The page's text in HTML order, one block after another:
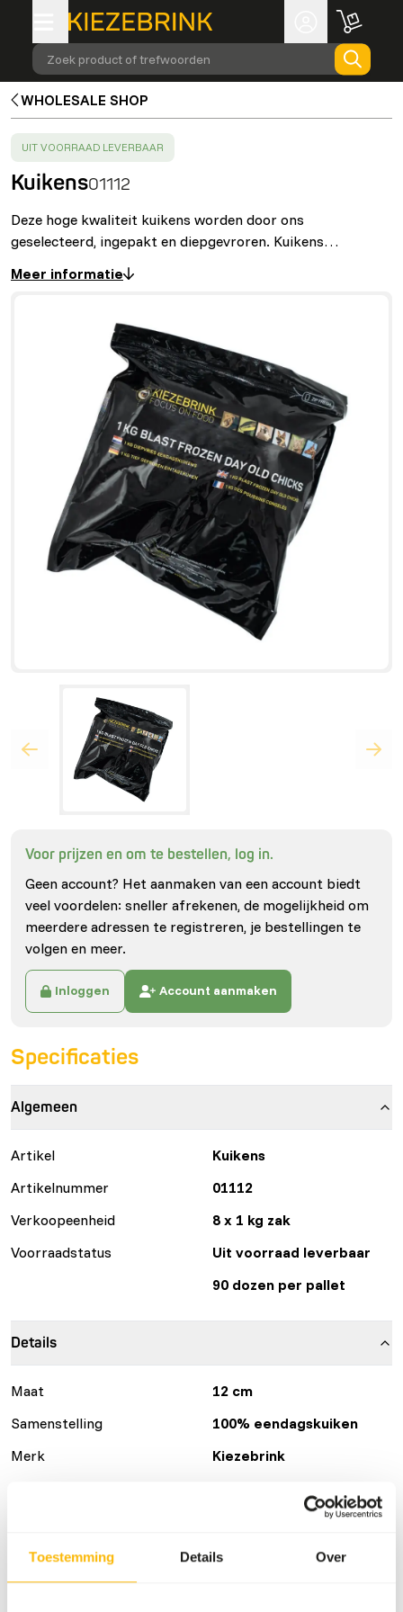
Toestemming Details Over
Zoek product of trefwoorden
WHOLESALE SHOP
SUCCESS:
UIT VOORRAAD LEVERBAAR
Kuikens01112
Deze hoge kwaliteit kuikens worden door ons
geselecteerd, ingepakt en diepgevroren. Kuikens…
Meer informatie
Voor prijzen en om te bestellen, log in.
Geen account? Het aanmaken van een account biedt
veel voordelen: sneller afrekenen, de mogelijkheid om
meerdere adressen te registreren, je bestellingen te
volgen en meer.
Inloggen Account aanmaken
Specificaties
Algemeen
Artikel
Kuikens
Artikelnummer
01112
Verkoopeenheid
8 x 1 kg zak
Voorraadstatus
Uit voorraad leverbaar
90 dozen per pallet
Details
Maat
12 cm
Samenstelling
100% eendagskuiken
Merk
Kiezebrink
Kuikens kunnen als heel prooidier gevoerd worden.
Wanneer er dagelijks veel kuikens gevoerd worden kan het